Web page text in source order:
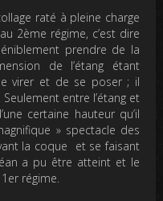
raté à pleine charge
2ème régime, c’est dire
prendre de la
de l’étang étant
virer et de se poser ; il
entre l’étang et
certaine hauteur qu’il
» spectacle des
la coque et se faisant
a pu être atteint et le
régime.